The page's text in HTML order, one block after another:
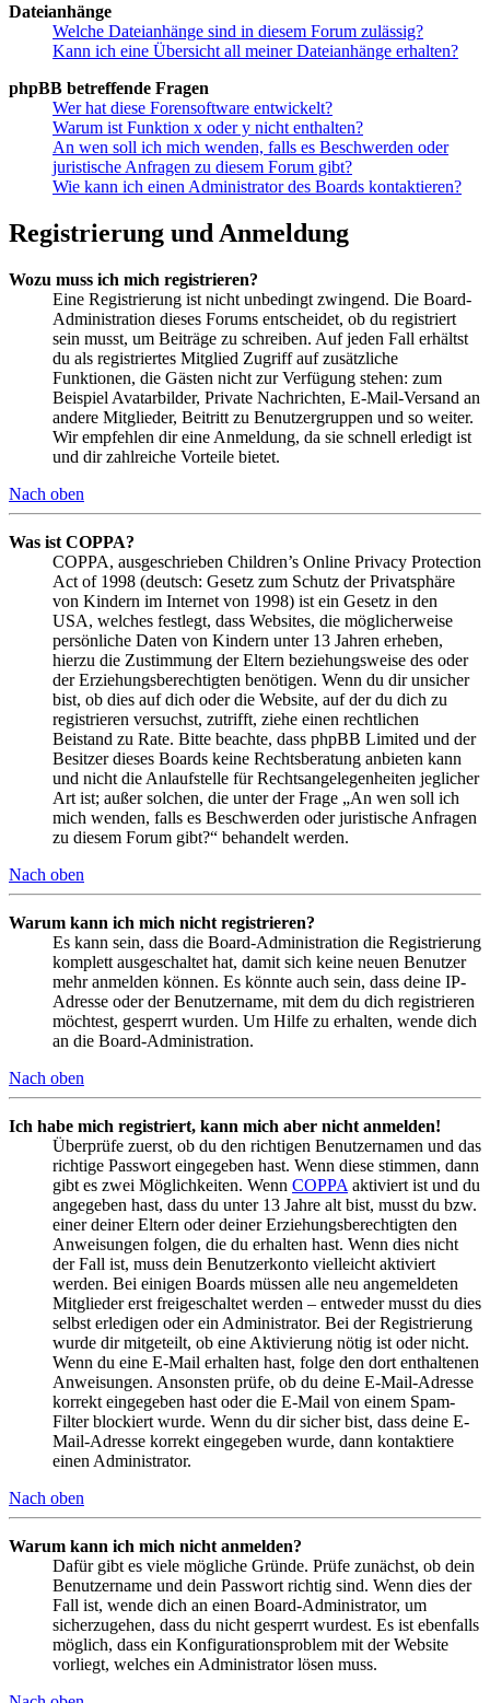
Dateianhänge
Welche Dateianhänge sind in diesem Forum zulässig?
Kann ich eine Übersicht all meiner Dateianhänge erhalten?
phpBB betreffende Fragen
Wer hat diese Forensoftware entwickelt?
Warum ist Funktion x oder y nicht enthalten?
An wen soll ich mich wenden, falls es Beschwerden oder
juristische Anfragen zu diesem Forum gibt?
Wie kann ich einen Administrator des Boards kontaktieren?
Registrierung und Anmeldung
Wozu muss ich mich registrieren?
Eine Registrierung ist nicht unbedingt zwingend. Die Board-
Administration dieses Forums entscheidet, ob du registriert
sein musst, um Beiträge zu schreiben. Auf jeden Fall erhältst
du als registriertes Mitglied Zugriff auf zusätzliche
Funktionen, die Gästen nicht zur Verfügung stehen: zum
Beispiel Avatarbilder, Private Nachrichten, E-Mail-Versand an
andere Mitglieder, Beitritt zu Benutzergruppen und so weiter.
Wir empfehlen dir eine Anmeldung, da sie schnell erledigt ist
und dir zahlreiche Vorteile bietet.
Nach oben
Was ist COPPA?
COPPA, ausgeschrieben Children’s Online Privacy Protection
Act of 1998 (deutsch: Gesetz zum Schutz der Privatsphäre
von Kindern im Internet von 1998) ist ein Gesetz in den
USA, welches festlegt, dass Websites, die möglicherweise
persönliche Daten von Kindern unter 13 Jahren erheben,
hierzu die Zustimmung der Eltern beziehungsweise des oder
der Erziehungsberechtigten benötigen. Wenn du dir unsicher
bist, ob dies auf dich oder die Website, auf der du dich zu
registrieren versuchst, zutrifft, ziehe einen rechtlichen
Beistand zu Rate. Bitte beachte, dass phpBB Limited und der
Besitzer dieses Boards keine Rechtsberatung anbieten kann
und nicht die Anlaufstelle für Rechtsangelegenheiten jeglicher
Art ist; außer solchen, die unter der Frage „An wen soll ich
mich wenden, falls es Beschwerden oder juristische Anfragen
zu diesem Forum gibt?“ behandelt werden.
Nach oben
Warum kann ich mich nicht registrieren?
Es kann sein, dass die Board-Administration die Registrierung
komplett ausgeschaltet hat, damit sich keine neuen Benutzer
mehr anmelden können. Es könnte auch sein, dass deine IP-
Adresse oder der Benutzername, mit dem du dich registrieren
möchtest, gesperrt wurden. Um Hilfe zu erhalten, wende dich
an die Board-Administration.
Nach oben
Ich habe mich registriert, kann mich aber nicht anmelden!
Überprüfe zuerst, ob du den richtigen Benutzernamen und das
richtige Passwort eingegeben hast. Wenn diese stimmen, dann
gibt es zwei Möglichkeiten. Wenn COPPA aktiviert ist und du
angegeben hast, dass du unter 13 Jahre alt bist, musst du bzw.
einer deiner Eltern oder deiner Erziehungsberechtigten den
Anweisungen folgen, die du erhalten hast. Wenn dies nicht
der Fall ist, muss dein Benutzerkonto vielleicht aktiviert
werden. Bei einigen Boards müssen alle neu angemeldeten
Mitglieder erst freigeschaltet werden – entweder musst du dies
selbst erledigen oder ein Administrator. Bei der Registrierung
wurde dir mitgeteilt, ob eine Aktivierung nötig ist oder nicht.
Wenn du eine E-Mail erhalten hast, folge den dort enthaltenen
Anweisungen. Ansonsten prüfe, ob du deine E-Mail-Adresse
korrekt eingegeben hast oder die E-Mail von einem Spam-
Filter blockiert wurde. Wenn du dir sicher bist, dass deine E-
Mail-Adresse korrekt eingegeben wurde, dann kontaktiere
einen Administrator.
Nach oben
Warum kann ich mich nicht anmelden?
Dafür gibt es viele mögliche Gründe. Prüfe zunächst, ob dein
Benutzername und dein Passwort richtig sind. Wenn dies der
Fall ist, wende dich an einen Board-Administrator, um
sicherzugehen, dass du nicht gesperrt wurdest. Es ist ebenfalls
möglich, dass ein Konfigurationsproblem mit der Website
vorliegt, welches ein Administrator lösen muss.